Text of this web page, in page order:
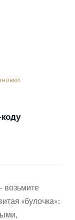
возьмите
«булочка»: